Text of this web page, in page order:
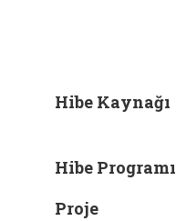
Hibe Kaynağı
Hibe Programı
Proje